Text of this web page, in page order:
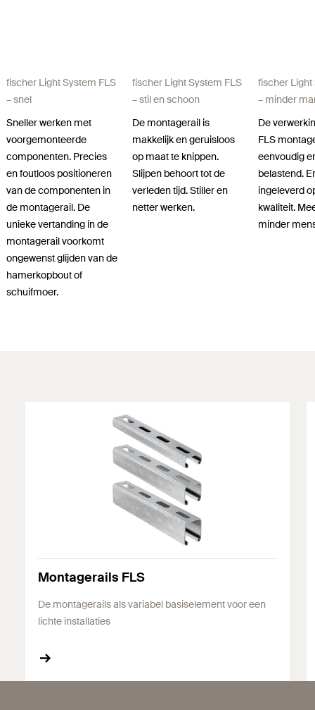
fischer Light System FLS
– snel
Sneller werken met
voorgemonteerde
componenten. Precies
en foutloos positioneren
van de componenten in
de montagerail. De
unieke vertanding in de
montagerail voorkomt
ongewenst glijden van de
hamerkopbout of
schuifmoer.
fischer Light System FLS
– stil en schoon
De montagerail is
makkelijk en geruisloos
op maat te knippen.
Slijpen behoort tot de
verleden tijd. Stiller en
netter werken.
fischer Light
– minder
De
FLS
eenvoudig
belastend.
ingeleverd
kwaliteit.
minder
Montagerails FLS
De montagerails als variabel basiselement voor een
lichte installaties